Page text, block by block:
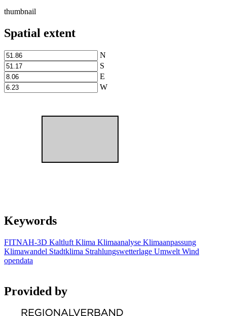
thumbnail
Spatial extent
N
S
E
W
Keywords
FITNAH-3D Kaltluft Klima Klimaanalyse Klimaanpassung
Klimawandel Stadtklima Strahlungswetterlage Umwelt Wind
opendata
Provided by